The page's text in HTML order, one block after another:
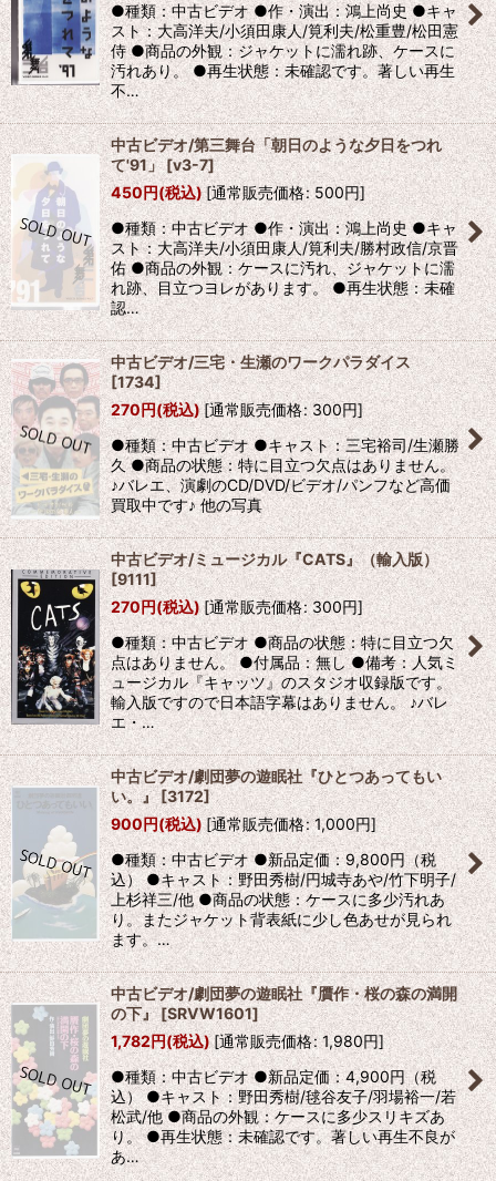
●種類：中古ビデオ ●作・演出：鴻上尚史 ●キャ
スト：大高洋夫/小須田康人/筧利夫/松重豊/松田憲
侍 ●商品の外観：ジャケットに濡れ跡、ケースに
汚れあり。 ●再生状態：未確認です。著しい再生
不…
中古ビデオ/第三舞台「朝日のような夕日をつれ
て'91」 [v3-7]
450円(税込)[通常販売価格: 500円]
●種類：中古ビデオ ●作・演出：鴻上尚史 ●キャ
スト：大高洋夫/小須田康人/筧利夫/勝村政信/京晋
佑 ●商品の外観：ケースに汚れ、ジャケットに濡
れ跡、目立つヨレがあります。 ●再生状態：未確
認…
中古ビデオ/三宅・生瀬のワークパラダイス
[1734]
270円(税込)[通常販売価格: 300円]
●種類：中古ビデオ ●キャスト：三宅裕司/生瀬勝
久 ●商品の状態：特に目立つ欠点はありません。
♪バレエ、演劇のCD/DVD/ビデオ/パンフなど高価
買取中です♪ 他の写真
中古ビデオ/ミュージカル『CATS』（輸入版）
[9111]
270円(税込) [通常販売価格: 300円]
●種類：中古ビデオ ●商品の状態：特に目立つ欠
点はありません。 ●付属品：無し ●備考：人気ミ
ュージカル『キャッツ』のスタジオ収録版です。
輸入版ですので日本語字幕はありません。 ♪バレ
エ・…
中古ビデオ/劇団夢の遊眠社『ひとつあってもい
い。』 [3172]
900円(税込)[通常販売価格: 1,000円]
●種類：中古ビデオ ●新品定価：9,800円（税
込） ●キャスト：野田秀樹/円城寺あや/竹下明子/
上杉祥三/他 ●商品の状態：ケースに多少汚れあ
り。またジャケット背表紙に少し色あせが見られ
ます。…
中古ビデオ/劇団夢の遊眠社『贋作・桜の森の満開
の下』[SRVW1601]
1,782円(税込)[通常販売価格: 1,980円]
●種類：中古ビデオ ●新品定価：4,900円（税
込） ●キャスト：野田秀樹/毬谷友子/羽場裕一/若
松武/他 ●商品の外観：ケースに多少スリキズあ
り。 ●再生状態：未確認です。著しい再生不良が
あ…